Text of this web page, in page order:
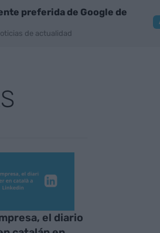
preferida de Google de
de actualidad
el diario